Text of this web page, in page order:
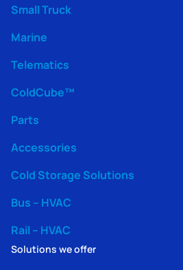
Small Truck
Marine
Telematics
ColdCube™
Parts
Accessories
Cold Storage Solutions
Bus – HVAC
Rail – HVAC
Solutions we offer